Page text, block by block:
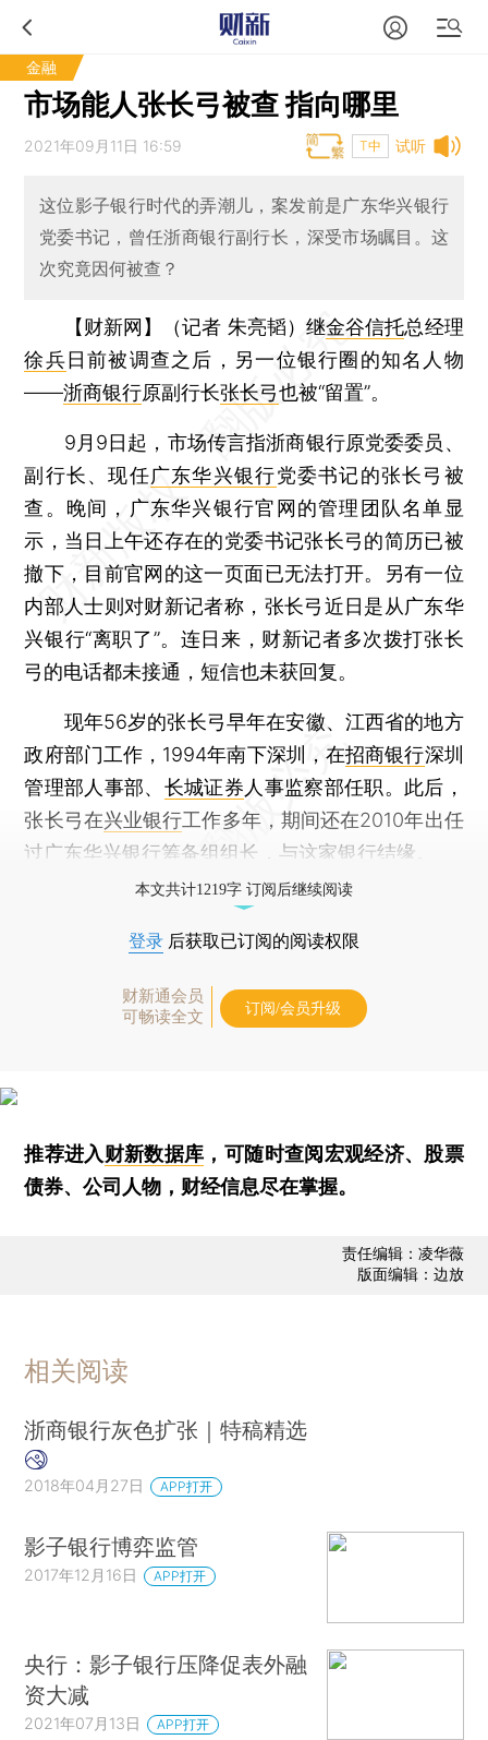
金融
市场能人张长弓被查 指向哪里
试听
2021年09月11日 16:59 T中
这位影子银行时代的弄潮儿，案发前是广东华兴银行
党委书记，曾任浙商银行副行长，深受市场瞩目。这
次究竟因何被查？
【财新网】（记者 朱亮韬） 继金谷信托总经理
徐兵日前被调查之后，另一位银行圈的知名人物
——浙商银行原副行长张长弓也被“留置”。
9月9日起，市场传言指浙商银行原党委委员、
副行长、现任广东华兴银行党委书记的张长弓被
查。晚间，广东华兴银行官网的管理团队名单显
示，当日上午还存在的党委书记张长弓的简历已被
撤下，目前官网的这一页面已无法打开。另有一位
内部人士则对财新记者称，张长弓近日是从广东华
兴银行“离职了”。连日来，财新记者多次拨打张长
弓的电话都未接通，短信也未获回复。
现年56岁的张长弓早年在安徽、江西省的地方
政府部门工作，1994年南下深圳，在招商银行深圳
管理部人事部、 长城证券 人事监察部任职。此后，
张长弓在兴业银行工作多年，期间还在2010年出任
过广东华兴银行筹备组组长，与这家银行结缘。
本文共计1219字 订阅后继续阅读
登录 后获取已订阅的阅读权限
财新通会员
可畅读全文
订阅/会员升级
推荐进入财新数据库 ，可随时查阅宏观经济、股票
债券、公司人物，财经信息尽在掌握。
责任编辑：凌华薇
版面编辑：边放
相关阅读
浙商银行灰色扩张｜特稿精选
2018年04月27日 APP打开
影子银行博弈监管
2017年12月16日 APP打开
央行：影子银行压降促表外融
资大减
2021年07月13日 APP打开